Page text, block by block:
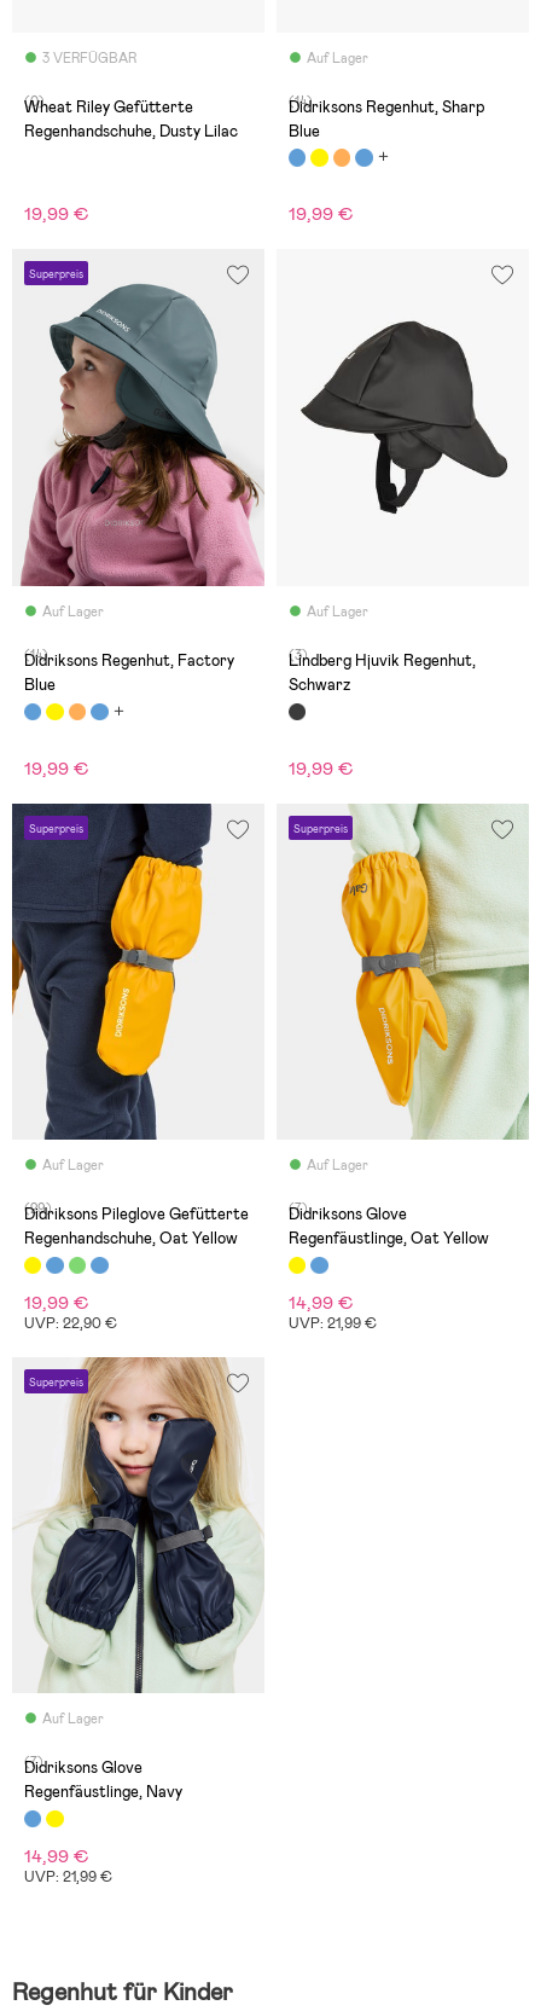
3 VERFÜGBAR
(0)
Wheat Riley Gefütterte
Regenhandschuhe, Dusty Lilac
19,99 €
Auf Lager
(14)
Didriksons Regenhut, Sharp
Blue
19,99 €
Superpreis
Auf Lager
(14)
Didriksons Regenhut, Factory
Blue
19,99 €
Auf Lager
(3)
Lindberg Hjuvik Regenhut,
Schwarz
19,99 €
Superpreis
Auf Lager
(29)
Didriksons Pileglove Gefütterte
Regenhandschuhe, Oat Yellow
19,99 €
UVP: 22,90 €
Superpreis
Auf Lager
(7)
Didriksons Glove
Regenfäustlinge, Oat Yellow
14,99 €
UVP: 21,99 €
Superpreis
Auf Lager
(7)
Didriksons Glove
Regenfäustlinge, Navy
14,99 €
UVP: 21,99 €
Regenhut für Kinder